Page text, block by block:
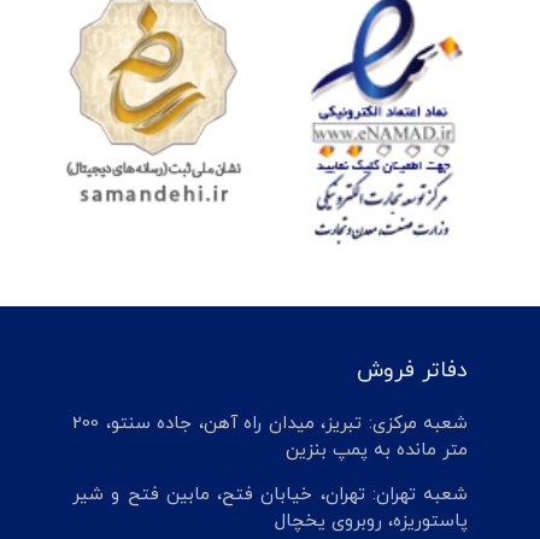
دفاتر فروش
شعبه مرکزی: تبریز، میدان راه آهن، جاده سنتو، 200
متر مانده به پمپ بنزین
شعبه تهران: تهران، خیابان فتح، مابین فتح و شیر
پاستوریزه، روبروی یخچال